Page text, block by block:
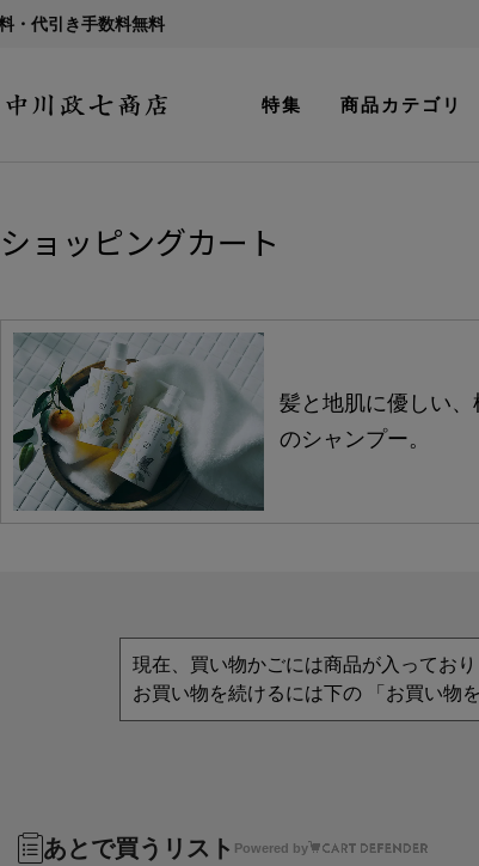
・代引き手数料無料
特集 商品カテゴリ
ショッピングカート
髪と地肌に優しい、
のシャンプー。
現在、買い物かごには商品が入っており
お買い物を続けるには下の 「お買い物
あとで買うリスト Powered by